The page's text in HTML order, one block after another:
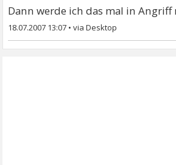
Dann werde ich das mal in Angriff
18.07.2007 13:07 •